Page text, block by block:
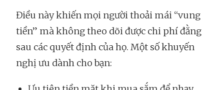
Điều này khiến mọi người thoải mái “vung
tiền” mà không theo dõi được chi phí đằng
sau các quyết định của họ. Một số khuyến
nghị ưu dành cho bạn: